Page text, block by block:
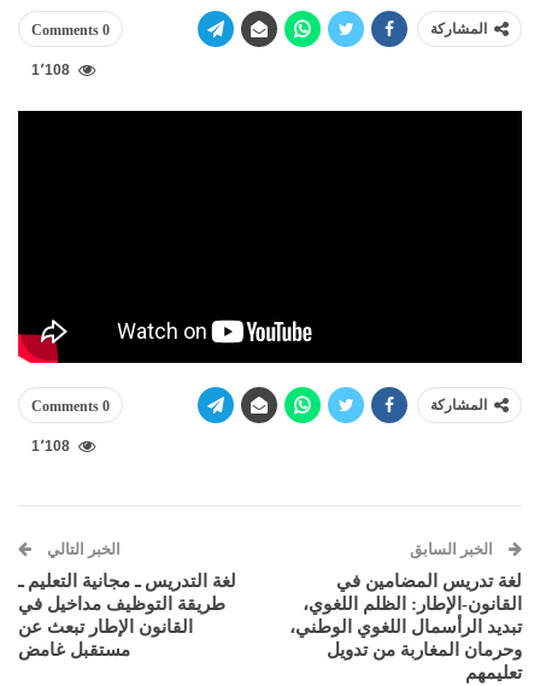
المشاركة 0 Comments
1٬108
المشاركة 0 Comments
1٬108
الخبر السابق
لغة تدريس المضامين في
القانون-الإطار: الظلم اللغوي،
تبديد الرأسمال اللغوي الوطني،
وحرمان المغاربة من تدويل
تعليمهم
الخبر التالي
لغة التدريس ـ مجانية التعليم ـ
طريقة التوظيف مداخيل في
القانون الإطار تبعث عن
مستقبل غامض